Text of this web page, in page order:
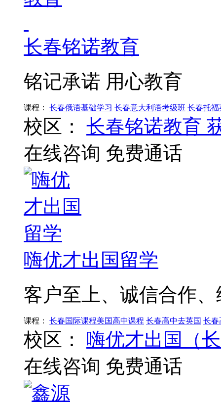
长春铭诺教育
铭记承诺 用心教育
课程： 长春俄语基础学习 长春意大利语考级班 长春托福
校区： 长春铭诺教育
在线咨询 免费通话
嗨优才出国留学
客户至上、诚信合作
课程： 长春国际课程美国高中课程 长春高中去英国 长春
校区：
嗨优才出国（
在线咨询 免费通话